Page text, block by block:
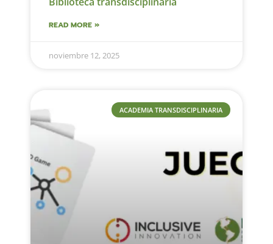
READ MORE »
noviembre 12, 2025
ACADEMIA TRANSDISCIPLINARIA